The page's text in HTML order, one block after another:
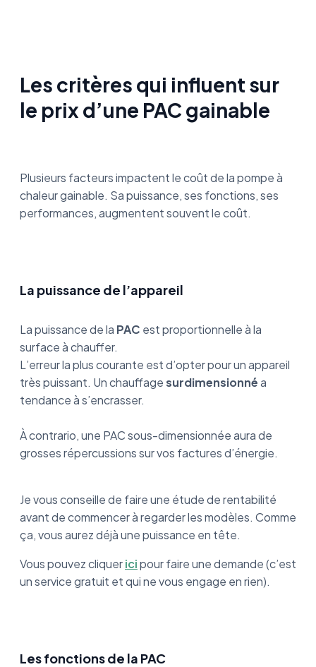
Les critères qui influent sur
le prix d’une PAC gainable
Plusieurs facteurs impactent le coût de la pompe à
chaleur gainable. Sa puissance, ses fonctions, ses
performances, augmentent souvent le coût.
La puissance de l’appareil
La puissance de la PAC est proportionnelle à la
surface à chauffer.
L’erreur la plus courante est d’opter pour un appareil
très puissant. Un chauffagesurdimensionnéa
tendance à s’encrasser.
À contrario, une PAC sous-dimensionnée aura de
grosses répercussions sur vos factures d’énergie.
Je vous conseille de faire une étude de rentabilité
avant de commencer à regarder les modèles. Comme
ça, vous aurez déjà une puissance en tête.
Vous pouvez cliquericipour faire une demande (c’est
un service gratuit et qui ne vous engage en rien).
Les fonctions de la PAC